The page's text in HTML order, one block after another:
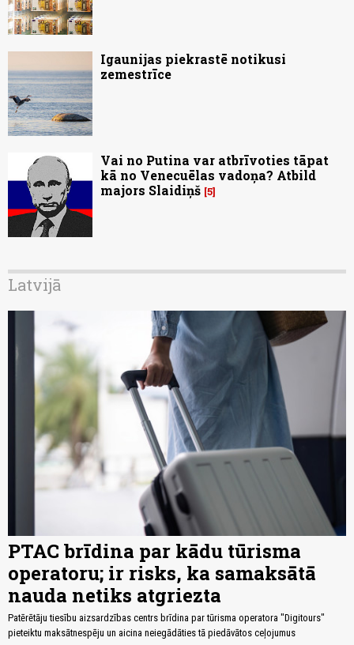
Igaunijas piekrastē notikusi
zemestrīce
Vai no Putina var atbrīvoties tāpat
kā no Venecuēlas vadoņa? Atbild
majors Slaidiņš 5
Latvijā
PTAC brīdina par kādu tūrisma
operatoru; ir risks, ka samaksātā
nauda netiks atgriezta
Patērētāju tiesību aizsardzības centrs brīdina par tūrisma operatora "Digitours"
pieteiktu maksātnespēju un aicina neiegādāties tā piedāvātos ceļojumus